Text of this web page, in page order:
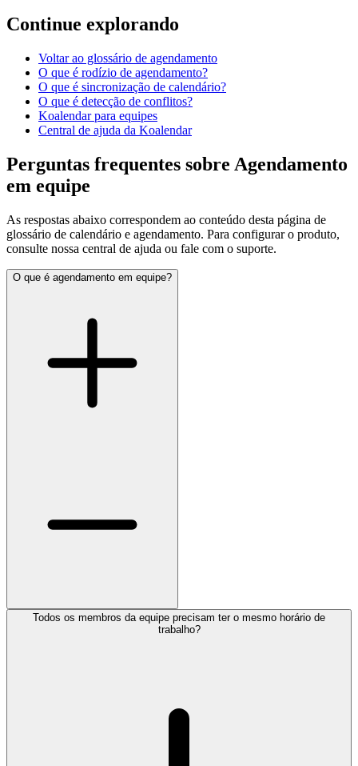
Continue explorando
Voltar ao glossário de agendamento
O que é rodízio de agendamento?
O que é sincronização de calendário?
O que é detecção de conflitos?
Koalendar para equipes
Central de ajuda da Koalendar
Perguntas frequentes sobre Agendamento
em equipe
As respostas abaixo correspondem ao conteúdo desta página de
glossário de calendário e agendamento. Para configurar o produto,
consulte nossa central de ajuda ou fale com o suporte.
O que é agendamento em equipe?
Todos os membros da equipe precisam ter o mesmo horário de
trabalho?